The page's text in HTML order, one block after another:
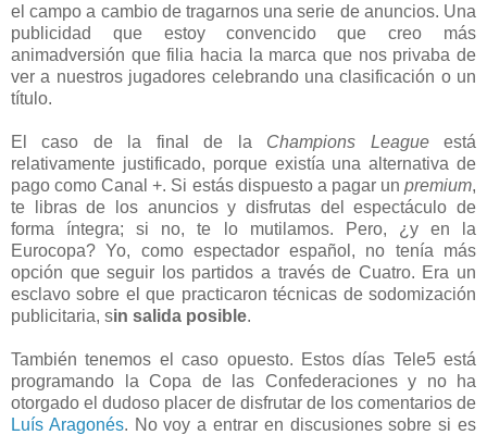
el campo a cambio de tragarnos una serie de anuncios. Una
publicidad que estoy convencido que creo más
animadversión que filia hacia la marca que nos privaba de
ver a nuestros jugadores celebrando una clasificación o un
título.
El caso de la final de la Champions Leagueestá
relativamente justificado, porque existía una alternativa de
pago como Canal +. Si estás dispuesto a pagar un premium,
te libras de los anuncios y disfrutas del espectáculo de
forma íntegra; si no, te lo mutilamos. Pero, ¿y en la
Eurocopa? Yo, como espectador español, no tenía más
opción que seguir los partidos a través de Cuatro. Era un
esclavo sobre el que practicaron técnicas de sodomización
publicitaria, sin salida posible.
También tenemos el caso opuesto. Estos días Tele5 está
programando la Copa de las Confederaciones y no ha
otorgado el dudoso placer de disfrutar de los comentarios de
Luís Aragonés. No voy a entrar en discusiones sobre si es